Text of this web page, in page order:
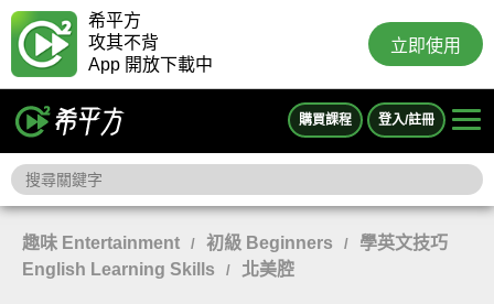
希平方
攻其不背
App 開放下載中
立即使用
購買課程 登入/註冊
趣味 Entertainment / 初級 Beginners /
學英文技巧
English Learning Skills
/ 北美腔